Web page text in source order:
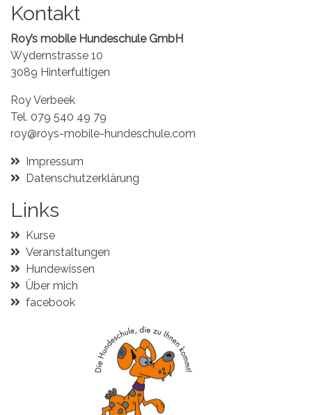
Kontakt
Roy’s mobile Hundeschule GmbH
Wydernstrasse 10
3089 Hinterfultigen
Roy Verbeek
Tel. 079 540 49 79
roy@roys-mobile-hundeschule.com
Impressum
Datenschutzerklärung
Links
Kurse
Veranstaltungen
Hundewissen
Über mich
facebook